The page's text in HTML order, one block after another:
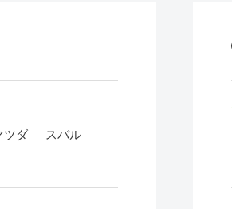
ツダ
スバル